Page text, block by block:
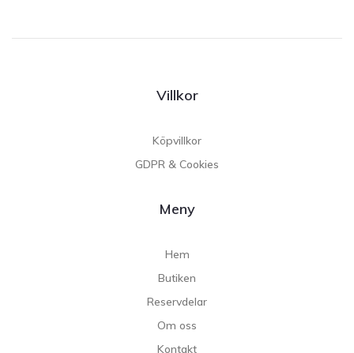
Villkor
Köpvillkor
GDPR & Cookies
Meny
Hem
Butiken
Reservdelar
Om oss
Kontakt